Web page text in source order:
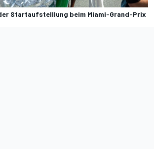
Startaufstelllung beim Miami-Grand-Prix